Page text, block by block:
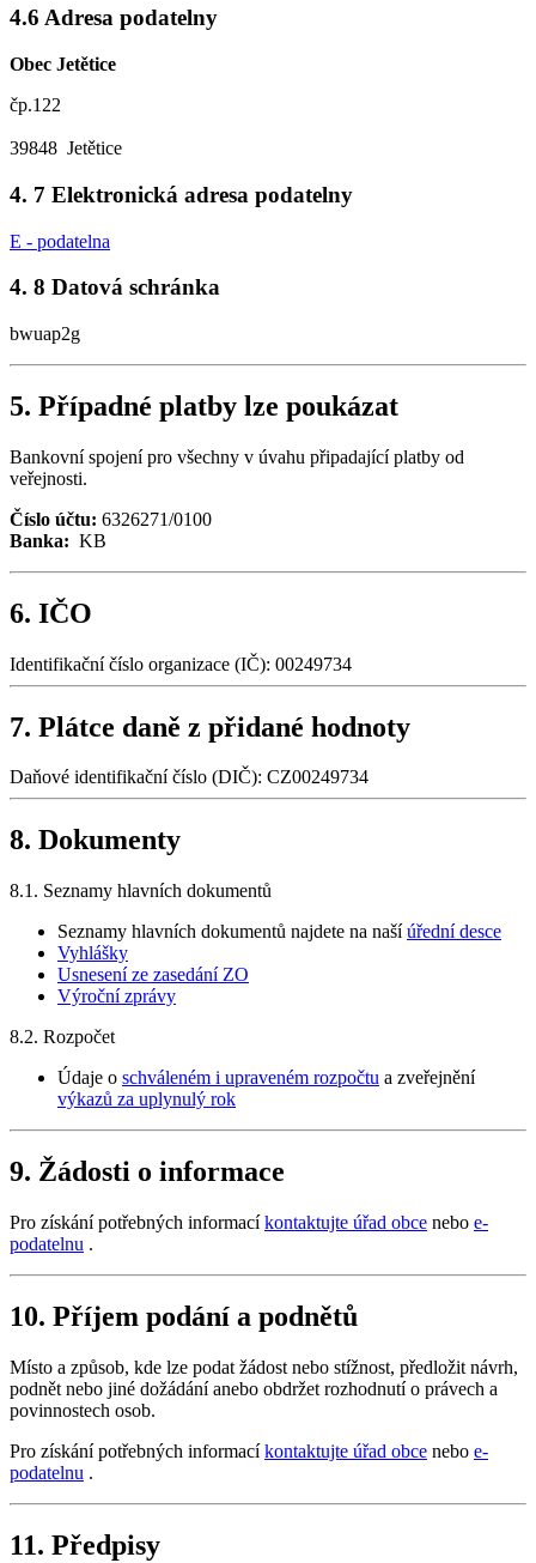
4.6 Adresa podatelny
Obec Jetětice
čp.122
39848 Jetětice
4. 7 Elektronická adresa podatelny
E - podatelna
4. 8 Datová schránka
bwuap2g
5. Případné platby lze poukázat
Bankovní spojení pro všechny v úvahu připadající platby od
veřejnosti.
Číslo účtu: 6326271/0100
Banka: KB
6. IČO
Identifikační číslo organizace (IČ): 00249734
7. Plátce daně z přidané hodnoty
Daňové identifikační číslo (DIČ): CZ00249734
8. Dokumenty
8.1. Seznamy hlavních dokumentů
Seznamy hlavních dokumentů najdete na našíúřední desce
Vyhlášky
Usnesení ze zasedání ZO
Výroční zprávy
8.2. Rozpočet
Údaje o schváleném i upraveném rozpočtu a zveřejnění
výkazů za uplynulý rok
9. Žádosti o informace
Pro získání potřebných informacíkontaktujte úřad obce nebo e-
podatelnu .
10. Příjem podání a podnětů
Místo a způsob, kde lze podat žádost nebo stížnost, předložit návrh,
podnět nebo jiné dožádání anebo obdržet rozhodnutí o právech a
povinnostech osob.
Pro získání potřebných informacíkontaktujte úřad obce nebo e-
podatelnu .
11. Předpisy